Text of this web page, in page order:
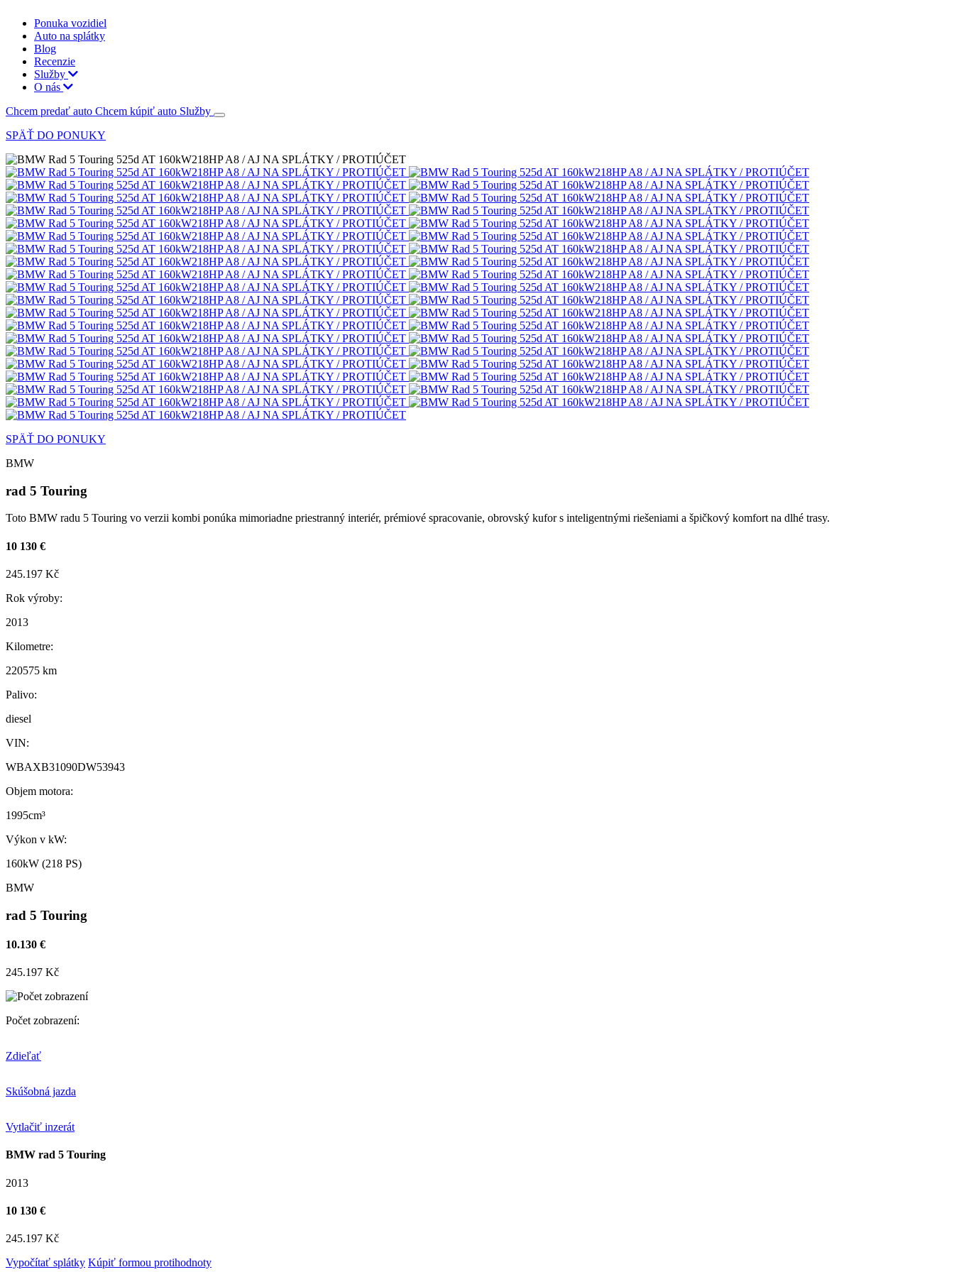
Ponuka vozidiel
Auto na splátky
Blog
Recenzie
Služby
O nás
Chcem predať auto Chcem kúpiť auto Služby
SPÄŤ DO PONUKY
SPÄŤ DO PONUKY
BMW
rad 5 Touring
Toto BMW radu 5 Touring vo verzii kombi ponúka mimoriadne priestranný interiér, prémiové spracovanie, obrovský kufor s inteligentnými riešeniami a špičkový komfort na dlhé trasy.
10 130 €
245.197 Kč
Rok výroby:
2013
Kilometre:
220575 km
Palivo:
diesel
VIN:
WBAXB31090DW53943
Objem motora:
1995cm³
Výkon v kW:
160kW (218 PS)
BMW
rad 5 Touring
10.130 €
245.197 Kč
Počet zobrazení:
Zdieľať
Skúšobná jazda
Vytlačiť inzerát
BMW rad 5 Touring
2013
10 130 €
245.197 Kč
Vypočítať splátky Kúpiť formou protihodnoty